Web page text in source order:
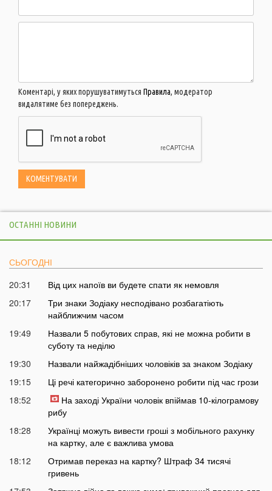
Коментарі, у яких порушуватимуться Правила, модератор
видалятиме без попереджень.
ОСТАННІ НОВИНИ
СЬОГОДНІ
20:31
Від цих напоїв ви будете спати як немовля
20:17
Три знаки Зодіаку несподівано розбагатіють
найближчим часом
19:49
Назвали 5 побутових справ, які не можна робити в
суботу та неділю
19:30
Назвали найжадібніших чоловіків за знаком Зодіаку
19:15
Ці речі категорично заборонено робити під час грози
18:52
На заході України чоловік впіймав 10-кілограмову
рибу
18:28
Українці можуть вивести гроші з мобільного рахунку
на картку, але є важлива умова
18:12
Отримав переказ на картку? Штраф 34 тисячі
гривень